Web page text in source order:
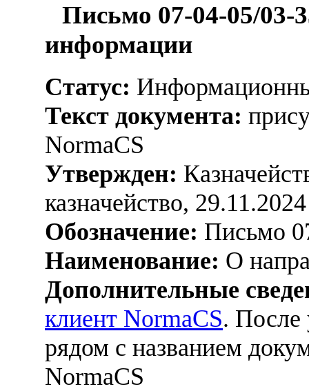
Письмо 07-04-05/03-
информации
Статус:
Текст документа:
NormaCS
Утвержден:
казначейство, 29.11.2024
Обозначение: Письмо
Наименование: О
Дополнительные
клиент NormaCS. После
рядом с названием
NormaCS